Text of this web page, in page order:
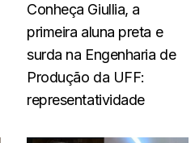
Conheça Giullia, a
primeira aluna preta e
surda na Engenharia de
Produção da UFF:
representatividade